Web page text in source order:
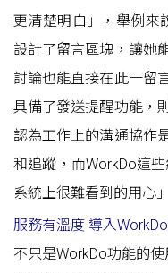
更清楚明白」，舉例來
設計了留言區塊，讓她
討論也能直接在此一留
具備了發送提醒功能，
認為工作上的溝通協作
和追蹤，而WorkDo這
系統上很難看到的用心
服務有溫度 導入
不只是WorkDo功能的